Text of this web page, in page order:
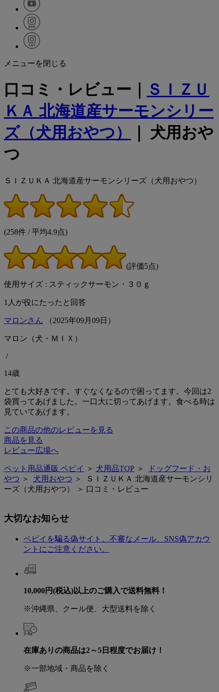
メニューを閉じる
口コミ・レビュー｜
ＳＩＺＵ
ＫＡ 北海道産サーモンシリー
ズ（犬用おやつ）
｜ 犬用おや
つ
ＳＩＺＵＫＡ 北海道産サーモンシリーズ（犬用おやつ）
(258件 / 平均4.9点)
(評価5点)
使用サイズ : スティックサーモン・３０ｇ
1 人が役にたったと回答
マロンさん （2025年09月 09日）
マロン（犬・ＭＩＸ）
/
14歳
とても大好きです。すぐなくなるので困ってます。今回は2
袋買ってあげました。一口大に切ってあげます。食べる時は
見ていてあげます。
この商品の他のレビューを見る
商品を見る
レビュー広場へ
ペット用品通販 ペピイ ＞ 犬用品TOP ＞
ドッグフード・お
やつ ＞ 犬用おやつ ＞ ＳＩＺＵＫＡ 北海道産サーモンシリ
ーズ（犬用おやつ） ＞ 口コミ・レビュー
大切なお知らせ
ペピイを騙る偽サイト、不審なメール、SNS偽アカウ
ントにご注意ください。
10,000円(税込)以上のご購入で送料無料！
※沖縄県、クール便、大型送料を除く
在庫ありの商品は2～5日程度でお届け！
※一部地域・商品を除く